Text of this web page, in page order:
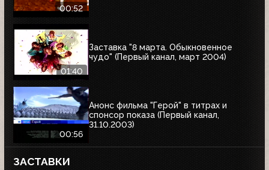
00:52
01:40
Заставка "8 марта. Обыкновенное
чудо" (Первый канал, март 2004)
00:56
Анонс фильма "Герой" в титрах и
спонсор показа (Первый канал,
31.10.2003)
ЗАСТАВКИ